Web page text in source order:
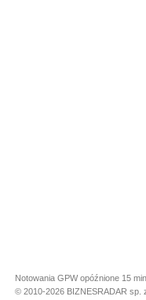
Notowania GPW opóźnione 15 min.
© 2010-2026 BIZNESRADAR sp.